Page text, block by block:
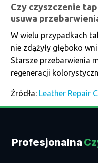
Czy czyszczenie
usuwa
W wielu przypadkach
nie zdążyły głęboko
Starsze przebarwienia
regeneracji
Źródła: Leather Repair
Profesjonalna